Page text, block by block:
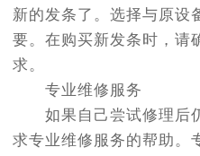
新的发条了。选择与原设
要。在购买新发条时，请
求。
专业维修服务
如果自己尝试修理后
求专业维修服务的帮助。